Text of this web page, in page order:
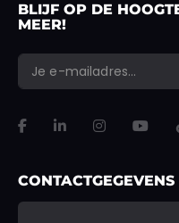
BLIJF OP DE
MEER!
"* " geeft vereiste velden
X/Twitter
Dit veld is bedoeld voor
E-mailadres *
CONTACTGEGEVENS